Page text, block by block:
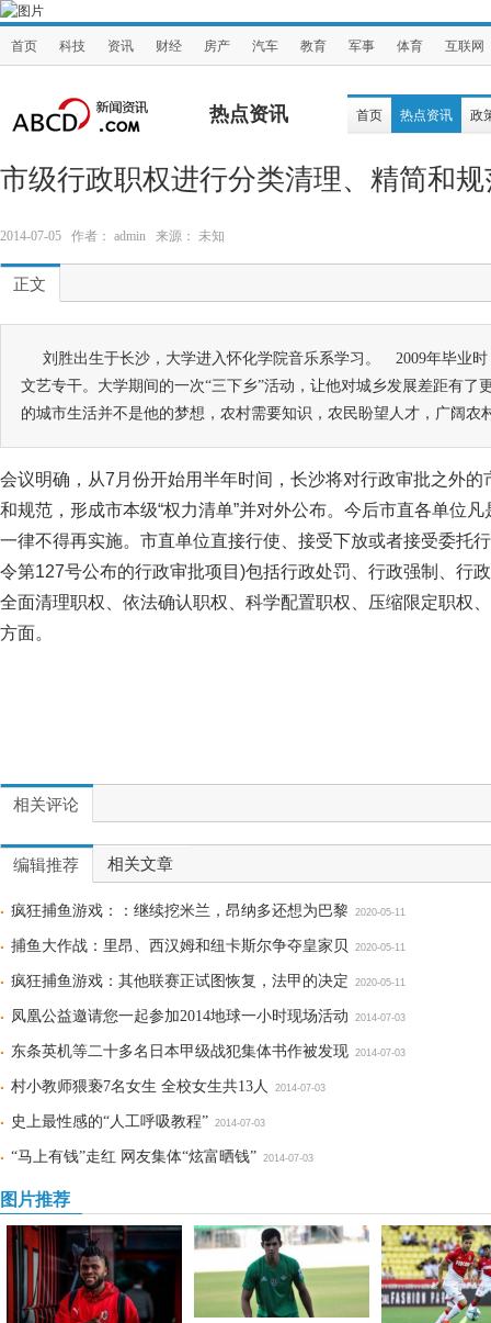
首页 科技 资讯 财经 房产 汽车 教育 军事 体育 互联网
热点资讯 首页 热点资讯 政
市级行政职权进行分类清理、精简和规
2014-07-05 作者： admin 来源： 未知
正文
刘胜出生于长沙，大学进入怀化学院音乐系学习。 2009年毕业
文艺专干。大学期间的一次“三下乡”活动，让他对城乡发展差距有了
的城市生活并不是他的梦想，农村需要知识，农民盼望人才，广阔农
会议明确，从7月份开始用半年时间，长沙将对行政审批之外
和规范，形成市本级“权力清单”并对外公布。今后市直各单位凡
一律不得再实施。市直单位直接行使、接受下放或者接受委托
令第127号公布的行政审批项目)包括行政处罚、行政强制、行
全面清理职权、依法确认职权、科学配置职权、压缩限定职权
方面。
相关评论
编辑推荐 相关文章
疯狂捕鱼游戏：：继续挖米兰，昂纳多还想为巴黎 2020-05-11
捕鱼大作战：里昂、西汉姆和纽卡斯尔争夺皇家贝 2020-05-11
疯狂捕鱼游戏：其他联赛正试图恢复，法甲的决定 2020-05-11
凤凰公益邀请您一起参加2014地球一小时现场活动 2014-07-03
东条英机等二十多名日本甲级战犯集体书作被发现 2014-07-03
村小教师猥亵7名女生 全校女生共13人 2014-07-03
史上最性感的“人工呼吸教程” 2014-07-03
“马上有钱”走红 网友集体“炫富晒钱” 2014-07-03
图片推荐